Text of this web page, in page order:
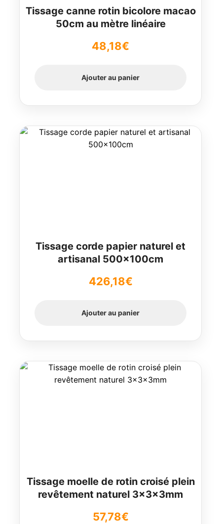
Tissage canne rotin bicolore macao
50cm au mètre linéaire
48,18€
Ajouter au panier
Tissage corde papier naturel et
artisanal 500x100cm
426,18€
Ajouter au panier
Tissage moelle de rotin croisé plein
revêtement naturel 3x3x3mm
57,78€